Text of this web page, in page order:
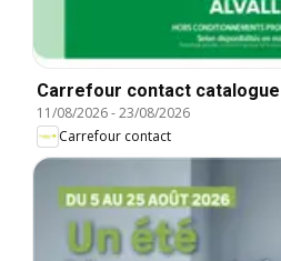
Carrefour contact catalogue
11/08/2026-23/08/2026
Carrefour contact